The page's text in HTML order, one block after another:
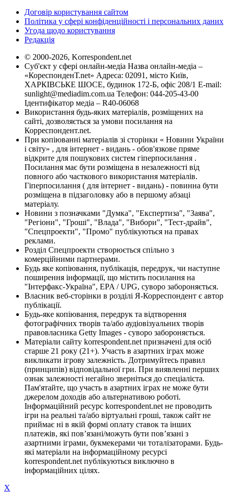
Договір користування сайтом
Політика у сфері конфіденційності і персональних даних
Угода щодо користування
Редакція
© 2000-2026, Korrespondent.net
Суб'єкт у сфері онлайн-медіа Назва онлайн-медіа –
«КореспонденТ.net» Адреса: 02091, місто Київ,
ХАРКІВСЬКЕ ШОСЕ, будинок 172-Б, офіс 208/1 E-mail:
sunlight@mediadim.com.ua Телефон: 044-205-43-00
Ідентифікатор медіа – R40-06068
Використання будь-яких матеріалів, розміщених на
сайті, дозволяється за умови посилання на
Корреспондент.net.
При копіюванні матеріалів зі сторінки « Новини України
і світу» , для інтернет - видань - обов'язкове пряме
відкрите для пошукових систем гіперпосилання .
Посилання має бути розміщена в незалежності від
повного або часткового використання матеріалів.
Гіперпосилання ( для інтернет - видань) - повинна бути
розміщена в підзаголовку або в першому абзаці
матеріалу.
Новини з позначками "Думка", "Експертиза", "Заява",
"Регіони", "Гроші", "Влада", "Вибори", "Тест-драйв",
"Спецпроекти", "Промо" публікуються на правах
реклами.
Розділ Спецпроекти створюється спільно з
комерційними партнерами.
Будь яке копіювання, публікація, передрук, чи наступне
поширення інформації, що містить посилання на
"Інтерфакс-Україна", EPA / UPG, суворо забороняється.
Власник веб-сторінки в розділі Я-Корреспондент є автор
публікації.
Будь-яке копіювання, передрук та відтворення
фотографічних творів та/або аудіовізуальних творів
правовласника Getty Images - суворо забороняється.
Матеріали сайту korrespondent.net призначені для осіб
старше 21 року (21+). Участь в азартних іграх може
викликати ігрову залежність. Дотримуйтесь правил
(принципів) відповідальної гри. При виявленні перших
ознак залежності негайно зверніться до спеціаліста.
Пам'ятайте, що участь в азартних іграх не може бути
джерелом доходів або альтернативою роботі.
Інформаційний ресурс korrespondent.net не проводить
ігри на реальні та/або віртуальні гроші, також сайт не
приймає ні в якій формі оплату ставок та інших
платежів, які пов’язані/можуть бути пов’язані з
азартними іграми, букмекерами чи тоталізаторами. Будь-
які матеріали на інформаційному ресурсі
korrespondent.net публікуються виключно в
інформаційних цілях.
X